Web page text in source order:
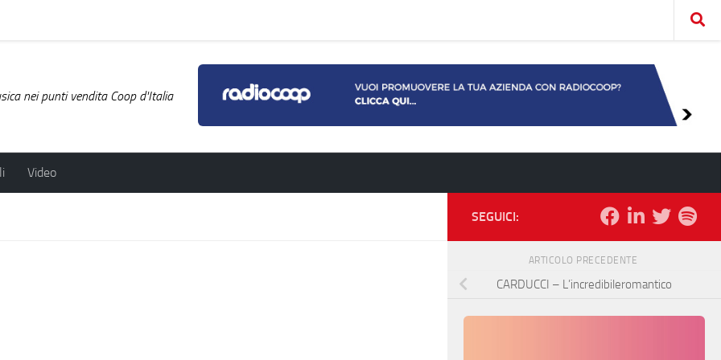
nei punti vendita Coop d'Italia
Video
SEGUICI:
ARTICOLO PRECEDENTE
CARDUCCI – L’incredibileromantico